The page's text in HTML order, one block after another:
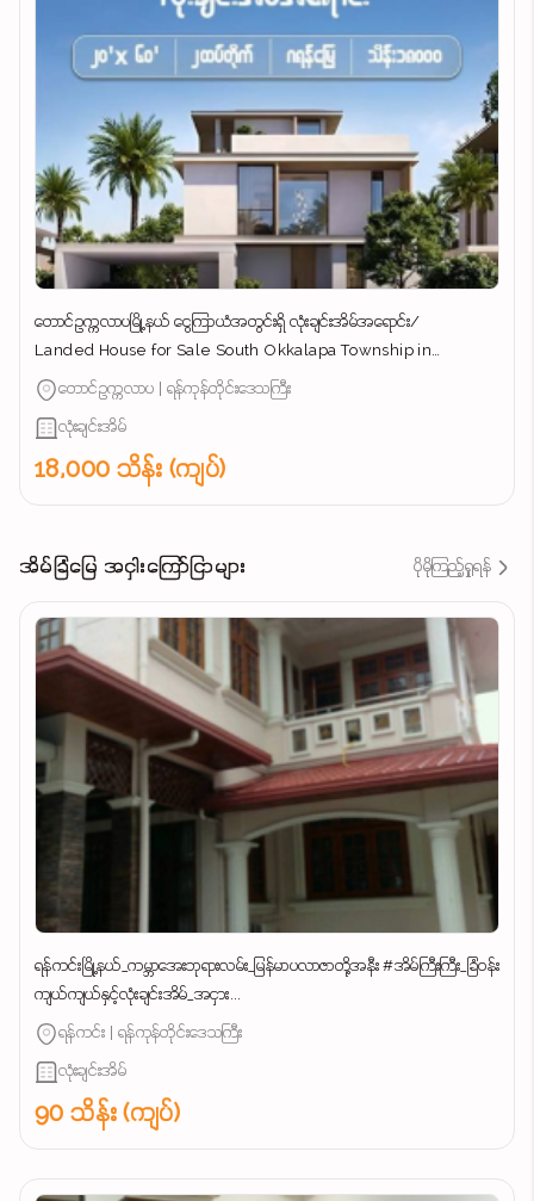
တောင်ဥက္ကလာပမြို့နယ် ​ငွေကြာယံအတွင်းရှိ လုံးချင်းအိမ်အ​ရောင်း/
Landed House for Sale South Okkalapa Township in
Yangon/
တောင်ဥက္ကလာပ | ရန်ကုန်တိုင်းဒေသကြီး
လုံးချင်းအိမ်
18,000 သိန်း (ကျပ်)
အိမ်ခြံမြေ အငှါးကြော်ငြာများ ပိုမိုကြည့်ရှုရန်
ရန်ကင်းမြို့နယ်_ကမ္ဘာအေးဘုရားလမ်း_မြန်မာပလာဇာတို့အနီး #အိမ်ကြီးကြီး_ခြံဝန်း
ကျယ်ကျယ်နှင့်လုံးချင်းအိမ်_အငှား...
ရန်ကင်း | ရန်ကုန်တိုင်းဒေသကြီး
လုံးချင်းအိမ်
90 သိန်း (ကျပ်)